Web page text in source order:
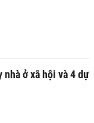
nhà ở xã hội và 4 dự